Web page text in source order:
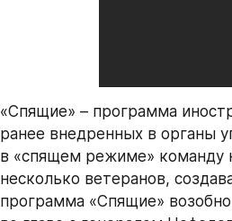
«Спящие» – программа
ранее внедренных в органы
в «спящем режиме» команду
несколько ветеранов,
программа «Спящие»